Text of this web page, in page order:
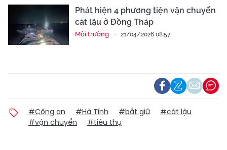
Phát hiện 4 phương tiện vận chuyển
cát lậu ở Đồng Tháp
Môi trường 21/04/2026 08:57
#Công an #Hà Tĩnh #bắt giữ
#cát lậu
#vận chuyển
#tiêu thụ